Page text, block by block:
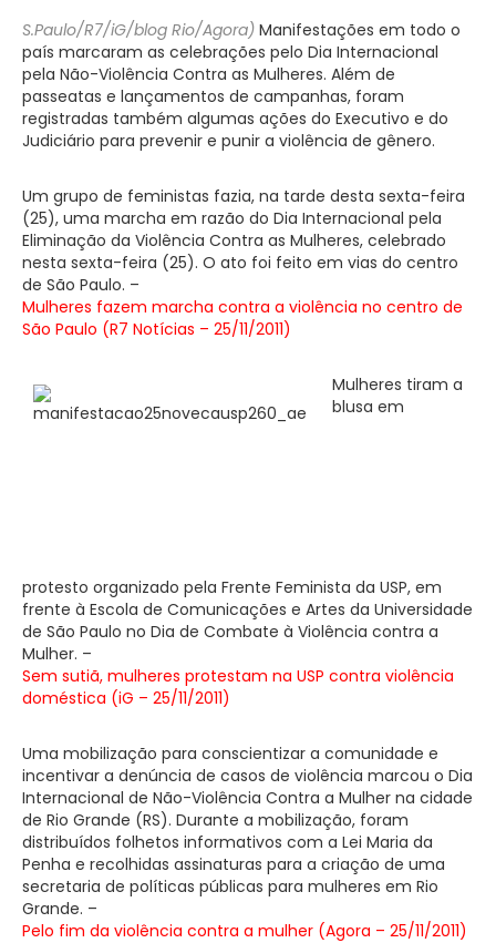
S.Paulo/R7/iG/blog Rio/Agora) Manifestações em todo o
país marcaram as celebrações pelo Dia Internacional
pela Não-Violência Contra as Mulheres. Além de
passeatas e lançamentos de campanhas, foram
registradas também algumas ações do Executivo e do
Judiciário para prevenir e punir a violência de gênero.
Um grupo de feministas fazia, na tarde desta sexta-feira
(25), uma marcha em razão do Dia Internacional pela
Eliminação da Violência Contra as Mulheres, celebrado
nesta sexta-feira (25). O ato foi feito em vias do centro
de São Paulo. –
Mulheres fazem marcha contra a violência no centro de
São Paulo (R7 Notícias – 25/11/2011)
Mulheres tiram a
blusa em
protesto organizado pela Frente Feminista da USP, em
frente à Escola de Comunicações e Artes da Universidade
de São Paulo no Dia de Combate à Violência contra a
Mulher. –
Sem sutiã, mulheres protestam na USP contra violência
doméstica (iG – 25/11/2011)
Uma mobilização para conscientizar a comunidade e
incentivar a denúncia de casos de violência marcou o Dia
Internacional de Não-Violência Contra a Mulher na cidade
de Rio Grande (RS). Durante a mobilização, foram
distribuídos folhetos informativos com a Lei Maria da
Penha e recolhidas assinaturas para a criação de uma
secretaria de políticas públicas para mulheres em Rio
Grande. –
Pelo fim da violência contra a mulher (Agora – 25/11/2011)